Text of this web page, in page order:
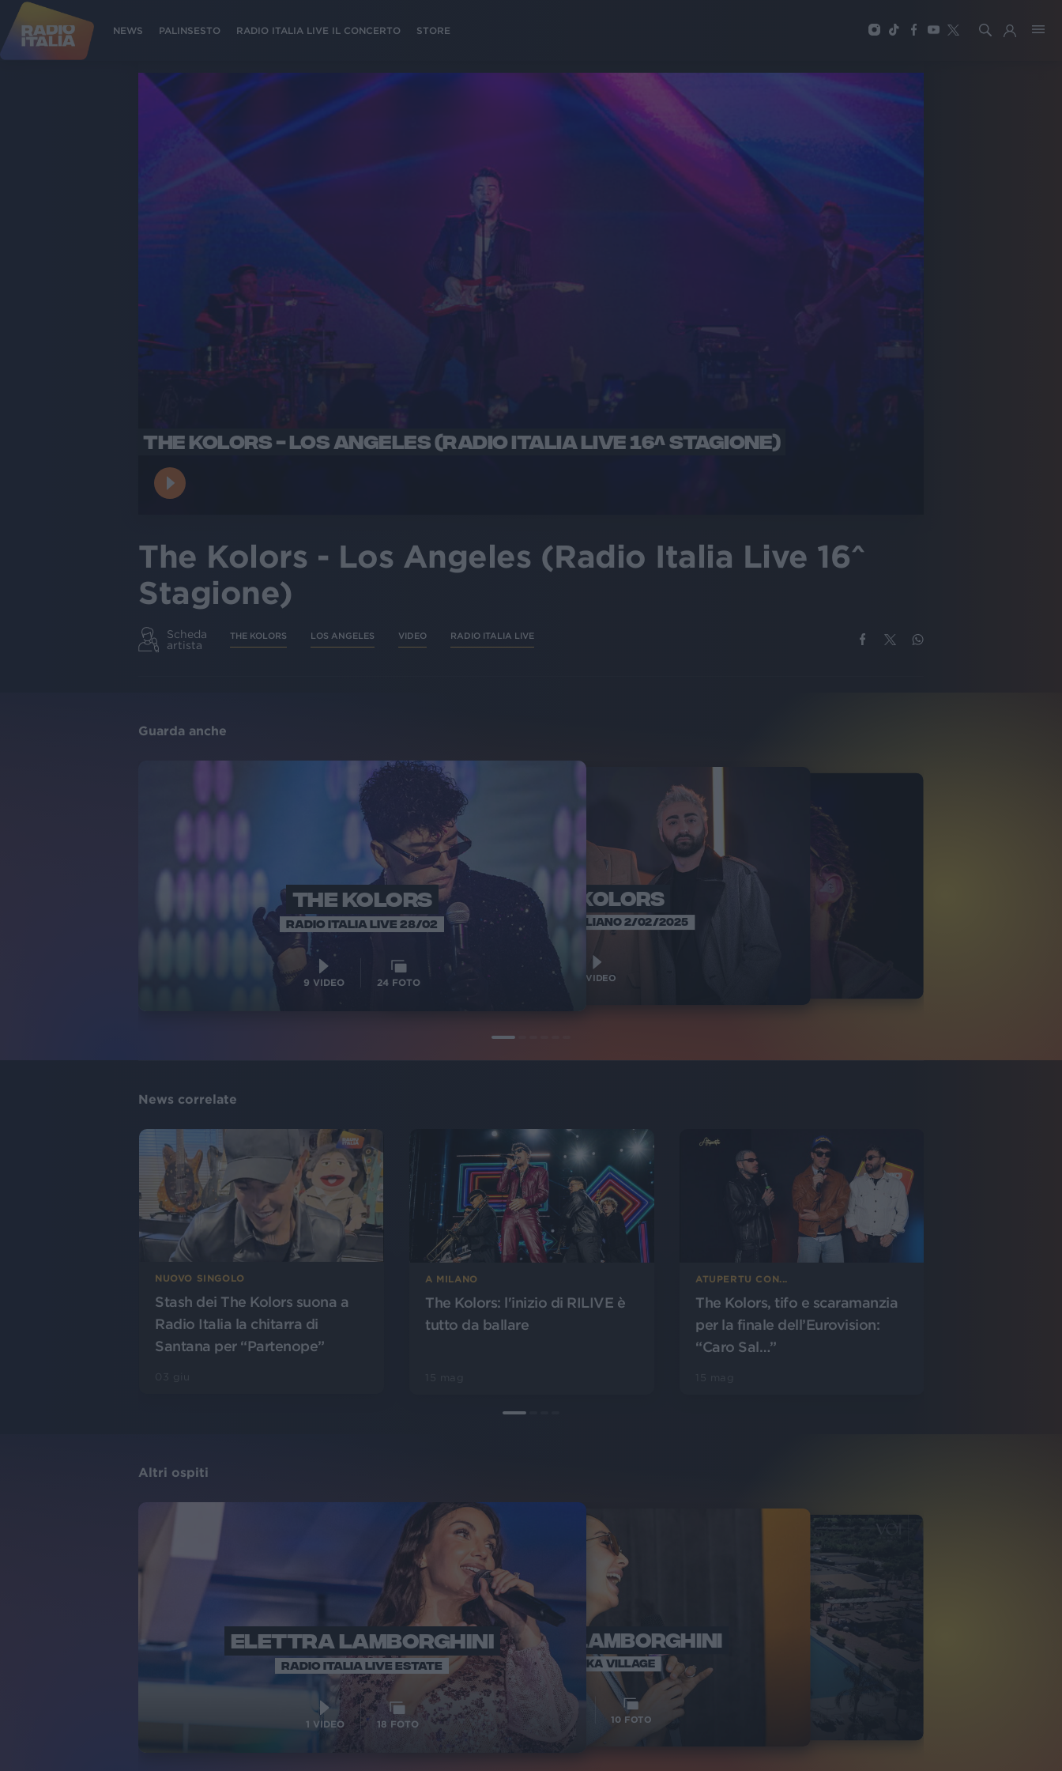
NEWS PALINSESTO RADIO ITALIA LIVE IL CONCERTO STORE
THE KOLORS - LOS ANGELES (RADIO ITALIA LIVE 16^ STAGIONE)
The Kolors - Los Angeles (Radio Italia Live 16^
Stagione)
Scheda
artista
THE KOLORS LOS ANGELES VIDEO RADIO ITALIA LIVE
Guarda anche
THE KOLORS
RADIO ITALIA LIVE 28/02
9 VIDEO 24 FOTO
THE KOLORS
SANREMO ITALIANO 2/02/2025
VIDEO
THE KOLORS
INTERVISTA 15/03
News correlate
NUOVO SINGOLO
Stash dei The Kolors suona a
Radio Italia la chitarra di
Santana per “Partenope”
A MILANO
The Kolors: l'inizio di RILIVE è
tutto da ballare
ATUPERTU CON...
The Kolors, tifo e scaramanzia
per la finale dell’Eurovision:
“Caro Sal…”
Altri ospiti
ELETTRA LAMBORGHINI
RADIO ITALIA LIVE ESTATE
1 VIDEO 18 FOTO
ELETTRA LAMBORGHINI
VOI TANKA VILLAGE
10 FOTO
RADIO ITALIA
VOI TANKA VILLAGE